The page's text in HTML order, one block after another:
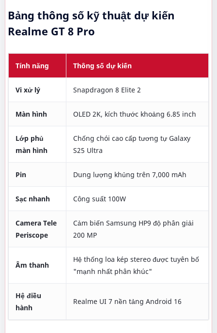
Bảng thông số kỹ thuật dự kiến
Realme GT 8 Pro
Tính năng Thông số dự kiến
Vi xử lý Snapdragon 8 Elite 2
Màn hình OLED 2K, kích thước khoảng 6.85 inch
Lớp phủ
màn hình
Chống chói cao cấp tương tự Galaxy
S25 Ultra
Pin Dung lượng khủng trên 7,000 mAh
Sạc nhanh Công suất 100W
Camera Tele
Periscope
Cảm biến Samsung HP9 độ phân giải
200 MP
Âm thanh
Hệ thống loa kép stereo được tuyên bố
"mạnh nhất phân khúc"
Hệ điều
hành
Realme UI 7 nền tảng Android 16